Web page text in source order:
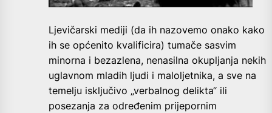
Ljevičarski mediji (da ih nazovemo onako kako
ih se općenito kvalificira) tumače sasvim
minorna i bezazlena, nenasilna okupljanja nekih
uglavnom mladih ljudi i maloljetnika, a sve na
temelju isključivo „verbalnog delikta“ ili
posezanja za određenim prijepornim